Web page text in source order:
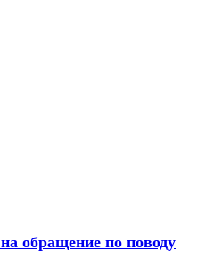
обращение по поводу